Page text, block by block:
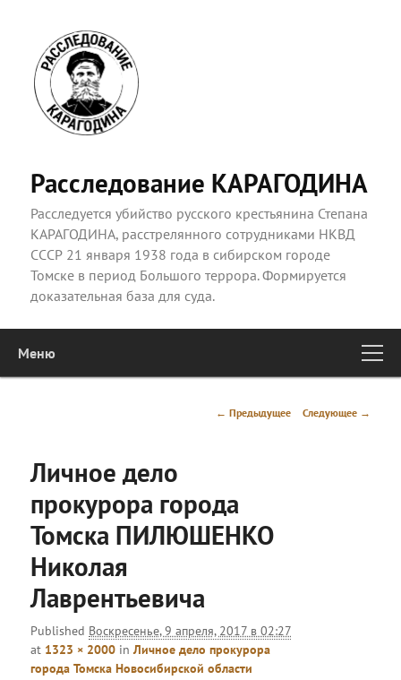
Расследование КАРАГОДИНА
Расследуется убийство русского крестьянина Степана
КАРАГОДИНА, расстрелянного сотрудниками НКВД
СССР 21 января 1938 года в сибирском городе
Томске в период Большого террора. Формируется
доказательная база для суда.
Меню
Навигация
← Предыдущее Следующее →
Личное дело
прокурора города
Томска ПИЛЮШЕНКО
Николая
Лаврентьевича
Published Воскресенье, 9 апреля, 2017 в 02:27
at 1323 × 2000 inЛичное дело прокурора
города Томска Новосибирской области